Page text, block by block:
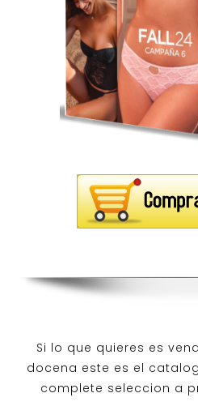
Si lo que quieres es
docena este es el
complete seleccion a